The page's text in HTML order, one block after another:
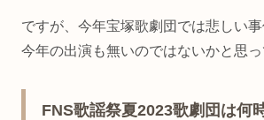
ですが、今年宝塚歌劇団では悲しい事
今年の出演も無いのではないかと思っ
FNS歌謡祭夏2023歌劇団は何